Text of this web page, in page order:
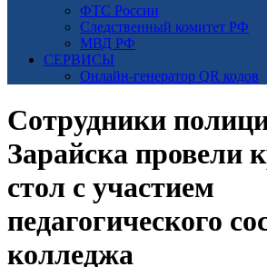
ФТС России
Следственный комитет РФ
МВД РФ
СЕРВИСЫ
Онлайн-генератор QR кодов
Сотрудники
Зарайска провели
стол с участием
педагогического
колледжа